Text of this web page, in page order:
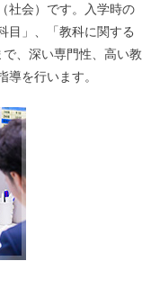
社会）です。入学時の
目」、「教科に関する
、深い専門性、高い教
を行います。